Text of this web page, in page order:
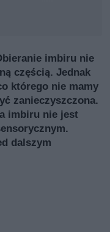
imbiru nie
częścią. Jednak
którego nie mamy
zanieczyszczona.
imbiru nie jest
dalszym